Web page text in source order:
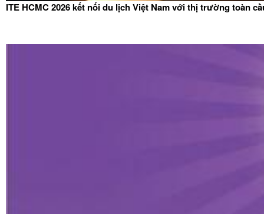
ITE HCMC 2026 kết nối du lịch Việt Nam với thị trường toàn